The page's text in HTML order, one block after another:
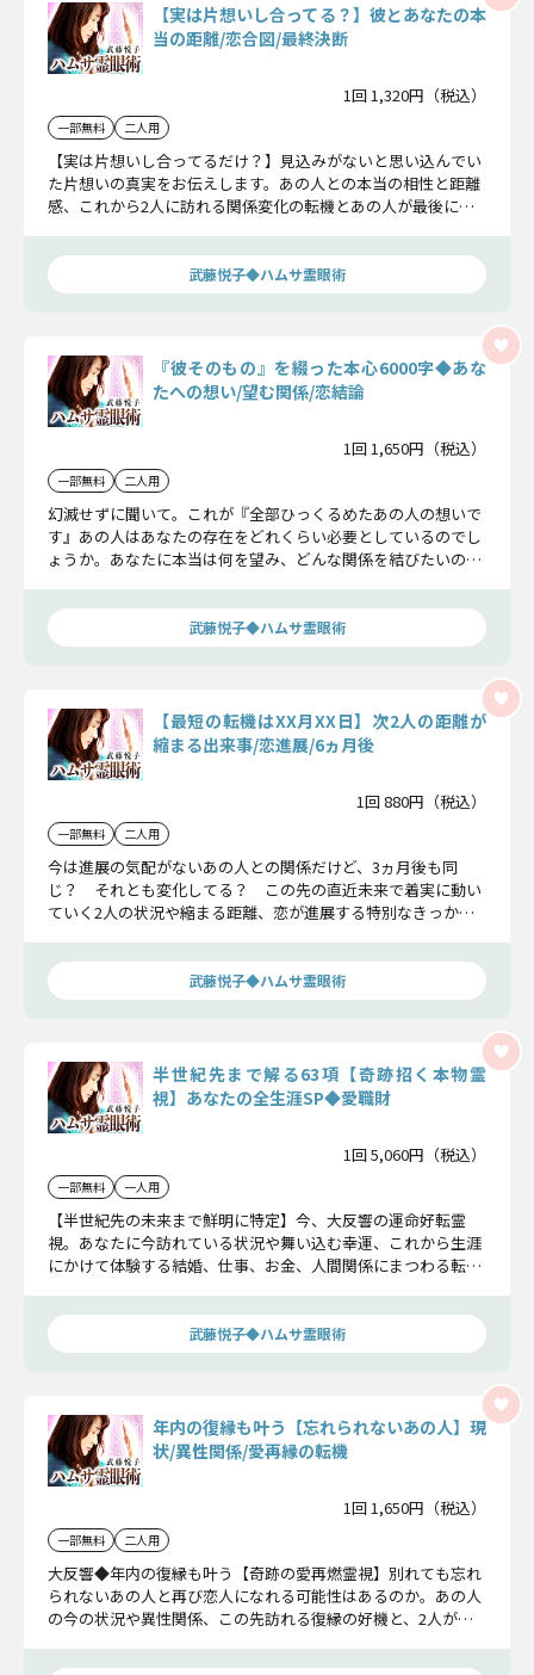
【実は片想いし合ってる？】彼とあなたの本
当の距離/恋合図/最終決断
1回 1,320円（税込）
一部無料 二人用
【実は片想いし合ってるだけ？】見込みがないと思い込んでい
た片想いの真実をお伝えします。あの人との本当の相性と距離
感、これから2人に訪れる関係変化の転機とあの人が最後に下
武藤悦子◆ハムサ霊眼術
『彼そのもの』を綴った本心6000字◆あな
たへの想い/望む関係/恋結論
1回 1,650円（税込）
一部無料 二人用
幻滅せずに聞いて。これが『全部ひっくるめたあの人の想いで
す』あの人はあなたの存在をどれくらい必要としているのでし
ょうか。あなたに本当は何を望み、どんな関係を結びたいの
武藤悦子◆ハムサ霊眼術
【最短の転機はXX月XX日】次2人の距離が
縮まる出来事/恋進展/6ヵ月後
1回 880円（税込）
一部無料 二人用
今は進展の気配がないあの人との関係だけど、3ヵ月後も同
じ？ それとも変化してる？ この先の直近未来で着実に動い
ていく2人の状況や縮まる距離、恋が進展する特別なきっかけ
武藤悦子◆ハムサ霊眼術
半世紀先まで解る63項【奇跡招く本物霊
視】あなたの全生涯SP◆愛職財
1回 5,060円（税込）
一部無料 一人用
【半世紀先の未来まで鮮明に特定】今、大反響の運命好転霊
視。あなたに今訪れている状況や舞い込む幸運、これから生涯
にかけて体験する結婚、仕事、お金、人間関係にまつわる転機
武藤悦子◆ハムサ霊眼術
年内の復縁も叶う【忘れられないあの人】現
状/異性関係/愛再縁の転機
1回 1,650円（税込）
一部無料 二人用
大反響◆年内の復縁も叶う【奇跡の愛再燃霊視】別れても忘れ
られないあの人と再び恋人になれる可能性はあるのか。あの人
の今の状況や異性関係、この先訪れる復縁の好機と、2人が迎